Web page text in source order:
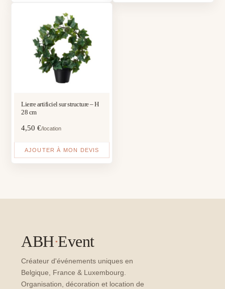
Lierre artificiel sur structure – H
28 cm
4,50€/location
AJOUTER À MON DEVIS
ABH·Event
Créateur d'événements uniques en
Belgique, France & Luxembourg.
Organisation, décoration et location de